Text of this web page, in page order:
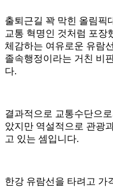
출퇴근길 꽉 막힌 올림픽
교통 혁명인 것처럼 포장
체감하는 여유로운 유람
졸속행정이라는 거친 비
다.
결과적으로 교통수단으
았지만 역설적으로 관광
고 있는 셈입니다.
한강 유람선을 타려고 가